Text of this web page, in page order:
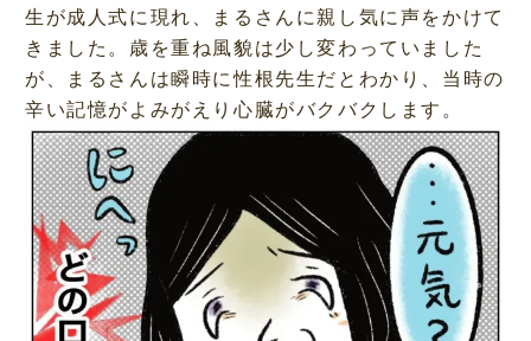
生が成人式に現れ、まるさんに親し気に声をかけて
きました。歳を重ね風貌は少し変わっていました
が、まるさんは瞬時に性根先生だとわかり、当時の
辛い記憶がよみがえり心臓がバクバクします。